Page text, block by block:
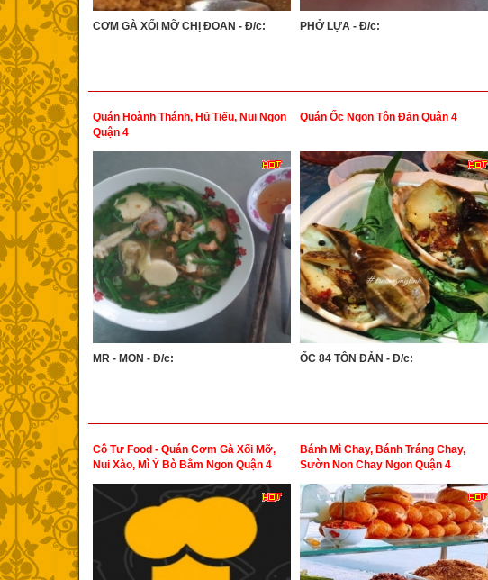
CƠM GÀ XỐI MỠ CHỊ ĐOAN - Đ/c: PHỞ LỰA - Đ/c:
Quán Hoành Thánh, Hủ Tiếu, Nui Ngon
Quận 4
MR - MON - Đ/c:
Quán Ốc Ngon Tôn Đản Quận 4
ỐC 84 TÔN ĐẢN - Đ/c:
Cô Tư Food - Quán Cơm Gà Xối Mỡ,
Nui Xào, Mì Ý Bò Bằm Ngon Quận 4
Bánh Mì Chay, Bánh Tráng Chay,
Sườn Non Chay Ngon Quận 4